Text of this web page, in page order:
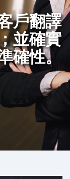
戶翻譯
並確實
確性。
求，秉
真誠、
質回饋
保證，
工商團